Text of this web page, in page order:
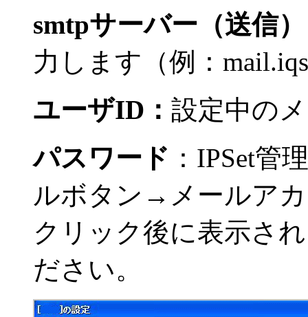
smtpサーバー（送信）
力します（例：
ユーザID： 設定中の
パスワード ：IPSet
ルボタン→メールア
クリック後に表示さ
ださい。